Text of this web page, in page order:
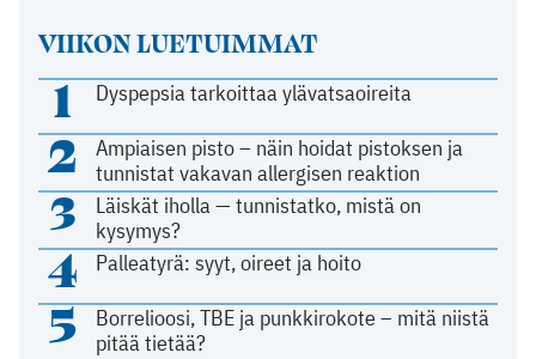
VIIKON LUETUIMMAT
1 Dyspepsia tarkoittaa ylävatsaoireita
2
Ampiaisen pisto – näin hoidat pistoksen ja
tunnistat vakavan allergisen reaktion
3
Läiskät iholla — tunnistatko, mistä on
kysymys?
4 Palleatyrä: syyt, oireet ja hoito
5
Borrelioosi, TBE ja punkkirokote – mitä niistä
pitää tietää?